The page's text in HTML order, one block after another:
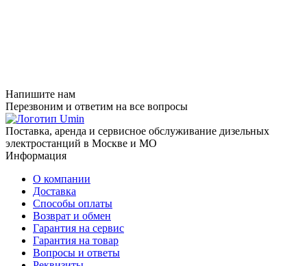
Напишите нам
Перезвоним и ответим на все вопросы
Поставка, аренда и сервисное обслуживание дизельных
электростанций в Москве и МО
Информация
О компании
Доставка
Способы оплаты
Возврат и обмен
Гарантия на сервис
Гарантия на товар
Вопросы и ответы